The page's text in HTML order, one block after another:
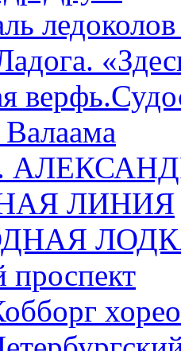
ЛИНИЯ
проспект